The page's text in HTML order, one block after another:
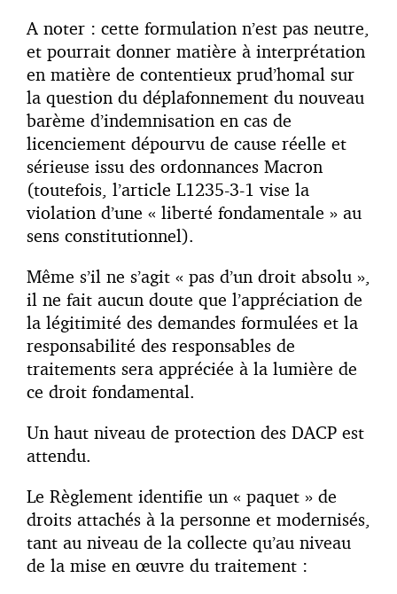
A noter : cette formulation n’est pas neutre,
et pourrait donner matière à interprétation
en matière de contentieux prud’homal sur
la question du déplafonnement du nouveau
barème d’indemnisation en cas de
licenciement dépourvu de cause réelle et
sérieuse issu des ordonnances Macron
(toutefois, l’article L1235-3-1 vise la
violation d’une « liberté fondamentale » au
sens constitutionnel).
Même s’il ne s’agit « pas d’un droit absolu »,
il ne fait aucun doute que l’appréciation de
la légitimité des demandes formulées et la
responsabilité des responsables de
traitements sera appréciée à la lumière de
ce droit fondamental.
Un haut niveau de protection des DACP est
attendu.
Le Règlement identifie un « paquet » de
droits attachés à la personne et modernisés,
tant au niveau de la collecte qu’au niveau
de la mise en œuvre du traitement :